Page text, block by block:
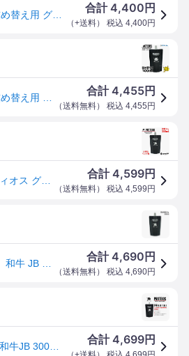
合計4,400 円
（+送料） 税込 4,400円
合計4,455円
（送料無料） 税込 4,455 円
合計4,599円
（送料無料） 税込 4,599 円
合計4,690 円
（送料無料） 税込 4,690円
合計4,699円